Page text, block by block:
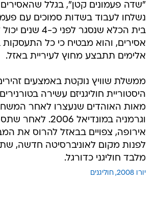
"שדה פעמונים קטן", בגלל שהאסירים
נשלחו לעבוד בשדות סמוכים עם
אסירים, והוא מבטיח כי כל התעסקות
אלימים תתבצע מחוץ לעיריית באזל.
ממשלת שוויץ נוקטת באמצעים
היסטוריית חוליגניזם עשירה
מאות האוהדים שנעצרו לאחר המשחק
וגרמניה במונדיאל
אירופה, צפויים בבאזל להרוס את
לפנות מקום לאוניברסיטה חדשה,
מלבד חוליגני כדורגל.
יורו 2008 חוליגנים